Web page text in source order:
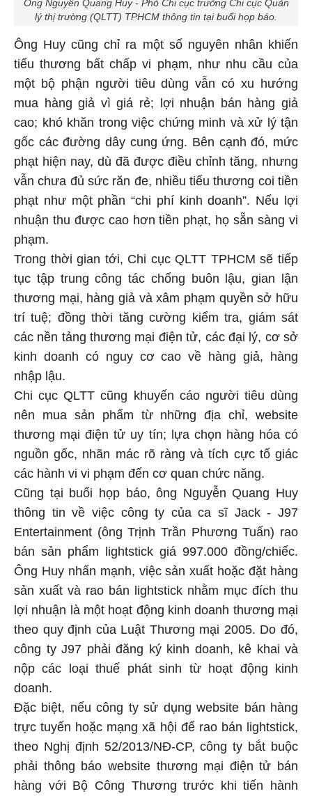
Ông Nguyễn Quang Huy - Phó Chi cục trưởng Chi cục Quản
lý thị trường (QLTT) TPHCM thông tin tại buổi họp báo.
Ông Huy cũng chỉ ra một số nguyên nhân khiến
tiểu thương bất chấp vi phạm, như nhu cầu của
một bộ phận người tiêu dùng vẫn có xu hướng
mua hàng giả vì giá rẻ; lợi nhuận bán hàng giả
cao; khó khăn trong việc chứng minh và xử lý tận
gốc các đường dây cung ứng. Bên cạnh đó, mức
phạt hiện nay, dù đã được điều chỉnh tăng, nhưng
vẫn chưa đủ sức răn đe, nhiều tiểu thương coi tiền
phạt như một phần “chi phí kinh doanh”. Nếu lợi
nhuận thu được cao hơn tiền phạt, họ sẵn sàng vi
phạm.
Trong thời gian tới, Chi cục QLTT TPHCM sẽ tiếp
tục tập trung công tác chống buôn lậu, gian lận
thương mại, hàng giả và xâm phạm quyền sở hữu
trí tuệ; đồng thời tăng cường kiểm tra, giám sát
các nền tảng thương mại điện tử, các đại lý, cơ sở
kinh doanh có nguy cơ cao về hàng giả, hàng
nhập lậu.
Chi cục QLTT cũng khuyến cáo người tiêu dùng
nên mua sản phẩm từ những địa chỉ, website
thương mại điện tử uy tín; lựa chọn hàng hóa có
nguồn gốc, nhãn mác rõ ràng và tích cực tố giác
các hành vi vi phạm đến cơ quan chức năng.
Cũng tại buổi họp báo, ông Nguyễn Quang Huy
thông tin về việc công ty của ca sĩ Jack - J97
Entertainment (ông Trịnh Trần Phương Tuấn) rao
bán sản phẩm lightstick giá 997.000 đồng/chiếc.
Ông Huy nhấn mạnh, việc sản xuất hoặc đặt hàng
sản xuất và rao bán lightstick nhằm mục đích thu
lợi nhuận là một hoạt động kinh doanh thương mại
theo quy định của Luật Thương mại 2005. Do đó,
công ty J97 phải đăng ký kinh doanh, kê khai và
nộp các loại thuế phát sinh từ hoạt động kinh
doanh.
Đặc biệt, nếu công ty sử dụng website bán hàng
trực tuyến hoặc mạng xã hội để rao bán lightstick,
theo Nghị định 52/2013/NĐ-CP, công ty bắt buộc
phải thông báo website thương mại điện tử bán
hàng với Bộ Công Thương trước khi tiến hành